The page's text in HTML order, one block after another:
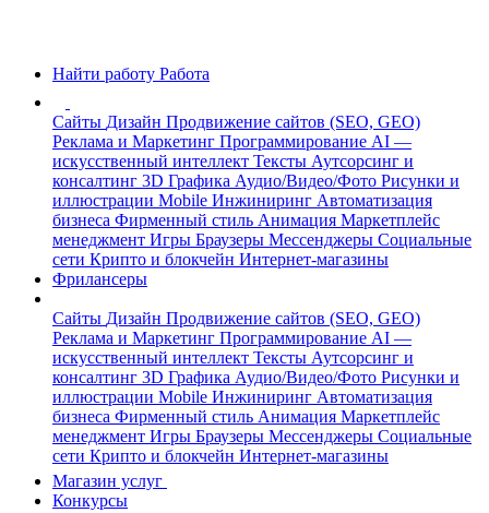
Найти работу Работа
Сайты Дизайн Продвижение сайтов (SEO, GEO)
Реклама и Маркетинг Программирование AI —
искусственный интеллект Тексты Аутсорсинг и
консалтинг 3D Графика Аудио/Видео/Фото Рисунки и
иллюстрации Mobile Инжиниринг Автоматизация
бизнеса Фирменный стиль Анимация Маркетплейс
менеджмент Игры Браузеры Мессенджеры Социальные
сети Крипто и блокчейн Интернет-магазины
Фрилансеры
Сайты Дизайн Продвижение сайтов (SEO, GEO)
Реклама и Маркетинг Программирование AI —
искусственный интеллект Тексты Аутсорсинг и
консалтинг 3D Графика Аудио/Видео/Фото Рисунки и
иллюстрации Mobile Инжиниринг Автоматизация
бизнеса Фирменный стиль Анимация Маркетплейс
менеджмент Игры Браузеры Мессенджеры Социальные
сети Крипто и блокчейн Интернет-магазины
Магазин услуг
Конкурсы